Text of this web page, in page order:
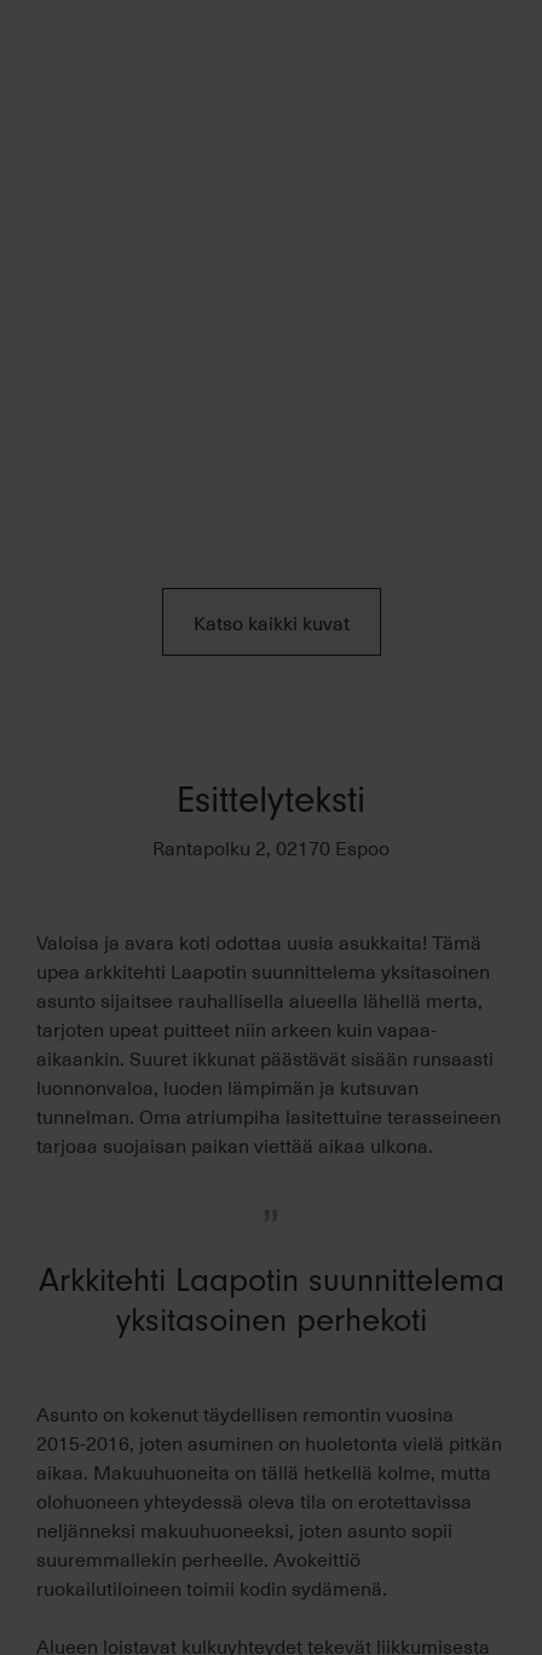
Katso kaikki kuvat
Esittelyteksti
Rantapolku 2, 02170 Espoo
Valoisa ja avara koti odottaa uusia asukkaita! Tämä
upea arkkitehti Laapotin suunnittelema yksitasoinen
asunto sijaitsee rauhallisella alueella lähellä merta,
tarjoten upeat puitteet niin arkeen kuin vapaa-
aikaankin. Suuret ikkunat päästävät sisään runsaasti
luonnonvaloa, luoden lämpimän ja kutsuvan
tunnelman. Oma atriumpiha lasitettuine terasseineen
tarjoaa suojaisan paikan viettää aikaa ulkona.
”
Arkkitehti Laapotin suunnittelema
yksitasoinen perhekoti
Asunto on kokenut täydellisen remontin vuosina
2015-2016, joten asuminen on huoletonta vielä pitkän
aikaa. Makuuhuoneita on tällä hetkellä kolme, mutta
olohuoneen yhteydessä oleva tila on erotettavissa
neljänneksi makuuhuoneeksi, joten asunto sopii
suuremmallekin perheelle. Avokeittiö
ruokailutiloineen toimii kodin sydämenä.
Alueen loistavat kulkuyhteydet tekevät liikkumisesta